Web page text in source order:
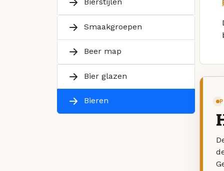
Smaakgroepen
Beer map
Bier glazen
Bieren